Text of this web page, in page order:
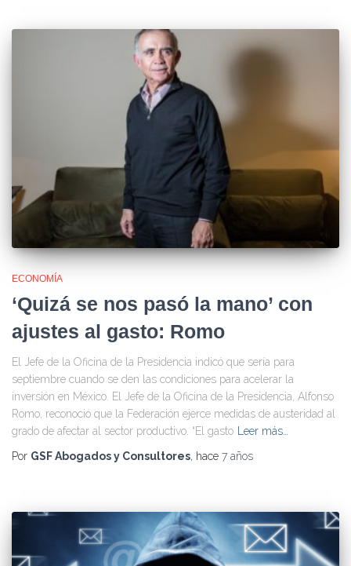
ECONOMÍA
‘Quizá se nos pasó la mano’ con
ajustes al gasto: Romo
El Jefe de la Oficina de la Presidencia indicó que sería para
septiembre cuando se den las condiciones para acelerar la
inversión en México. El Jefe de la Oficina de la Presidencia, Alfonso
Romo, reconoció que la Federación ejerce medidas de austeridad al
grado de afectar al sector productivo. “El gasto
Leer más…
Por GSF Abogados y Consultores, hace 7 años